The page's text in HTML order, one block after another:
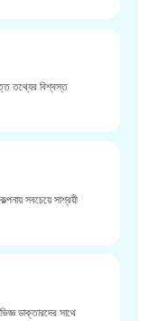
তথ্যের বিশ্বস্ত
সবচেয়ে সাশ্রয়ী
ডাক্তারদের সাথে